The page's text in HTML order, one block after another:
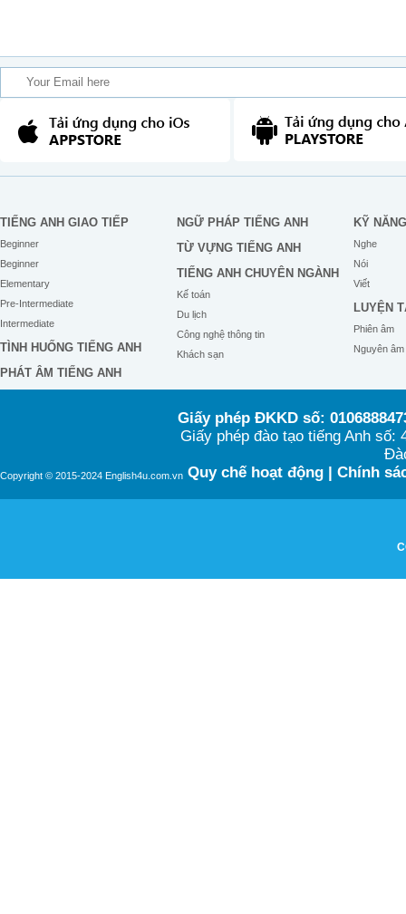
TIẾNG ANH GIAO TIẾP
Beginner
Beginner
Elementary
Pre-Intermediate
Intermediate
TÌNH HUỐNG TIẾNG ANH
PHÁT ÂM TIẾNG ANH
NGỮ PHÁP TIẾNG ANH
TỪ VỰNG TIẾNG ANH
TIẾNG ANH CHUYÊN NGÀNH
Kế toán
Du lịch
Công nghệ thông tin
Khách sạn
KỸ NĂNG
Nghe
Nói
Viết
LUYỆN
Phiên âm
Nguyên âm
Copyright © 2015-2024 English4u.com.vn
Giấy phép ĐKKD số:
Giấy phép đào tạo tiếng Anh
Quy chế hoạt động| Chính